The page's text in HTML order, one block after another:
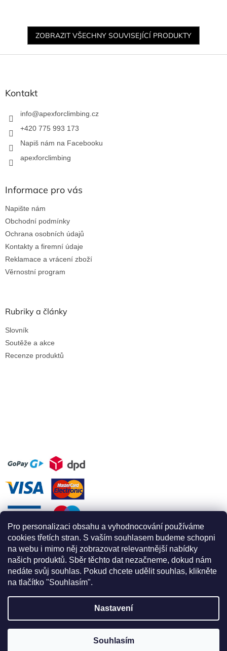
Pro personalizaci obsahu a vyhodnocování používáme
cookies třetích stran. S vaším souhlasem budeme schopni
na webu i mimo něj zobrazovat relevantnější nabídky
našich produktů. Sběr těchto dat nezačneme, dokud nám
nedáte svůj souhlas. Pokud chcete udělit souhlas, klikněte
na tlačítko "Souhlasím".
Nastavení
Souhlasím
ZOBRAZIT VŠECHNY SOUVISEJÍCÍ PRODUKTY
Z
Kontakt
info@apexforclimbing.cz
+420 775 993 173
Napiš nám na Facebooku
apexforclimbing
Informace pro vás
Napište nám
Obchodní podmínky
Ochrana osobních údajů
Kontakty a firemní údaje
Reklamace a vrácení zboží
Věrnostní program
Rubriky a články
Slovník
Soutěže a akce
Recenze produktů
Vytvořil Shoptet
Apex for climbing. Všechna práva vyhrazena.